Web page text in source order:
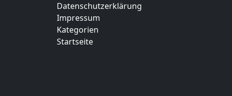
Datenschutzerklärung
Impressum
Kategorien
Startseite